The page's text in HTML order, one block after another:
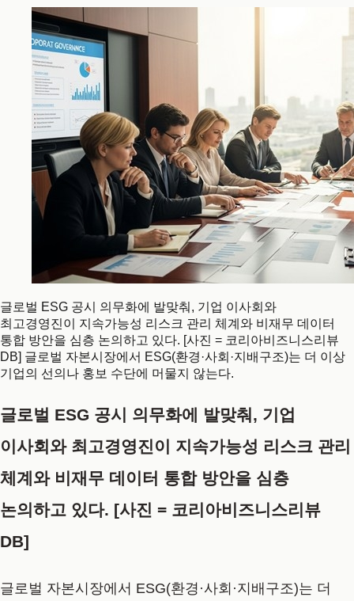
글로벌 ESG 공시 의무화에 발맞춰, 기업 이사회와
최고경영진이 지속가능성 리스크 관리 체계와 비재무 데이터
통합 방안을 심층 논의하고 있다. [사진 = 코리아비즈니스리뷰
DB] 글로벌 자본시장에서 ESG(환경·사회·지배구조)는 더 이상
기업의 선의나 홍보 수단에 머물지 않는다.
글로벌 ESG 공시 의무화에 발맞춰, 기업
이사회와 최고경영진이 지속가능성 리스크 관리
체계와 비재무 데이터 통합 방안을 심층
논의하고 있다. [사진 = 코리아비즈니스리뷰
DB]
글로벌 자본시장에서 ESG(환경·사회·지배구조)는 더